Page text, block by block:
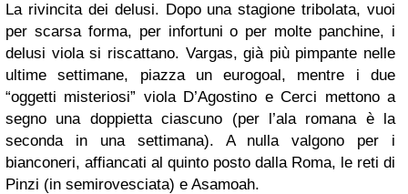
La rivincita dei delusi. Dopo una stagione tribolata, vuoi
per scarsa forma, per infortuni o per molte panchine, i
delusi viola si riscattano. Vargas, già più pimpante nelle
ultime settimane, piazza un eurogoal, mentre i due
“oggetti misteriosi” viola D’Agostino e Cerci mettono a
segno una doppietta ciascuno (per l’ala romana è la
seconda in una settimana). A nulla valgono per i
bianconeri, affiancati al quinto posto dalla Roma, le reti di
Pinzi (in semirovesciata) e Asamoah.